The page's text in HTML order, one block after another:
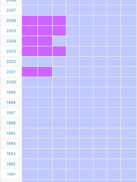
2007
2006
2005
2004
2003
2002
2001
2000
1999
1998
1997
1996
1995
1994
1993
1992
1991